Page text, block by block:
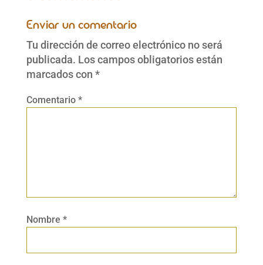
Enviar un comentario
Tu dirección de correo electrónico no será
publicada. Los campos obligatorios están
marcados con *
Comentario *
Nombre *